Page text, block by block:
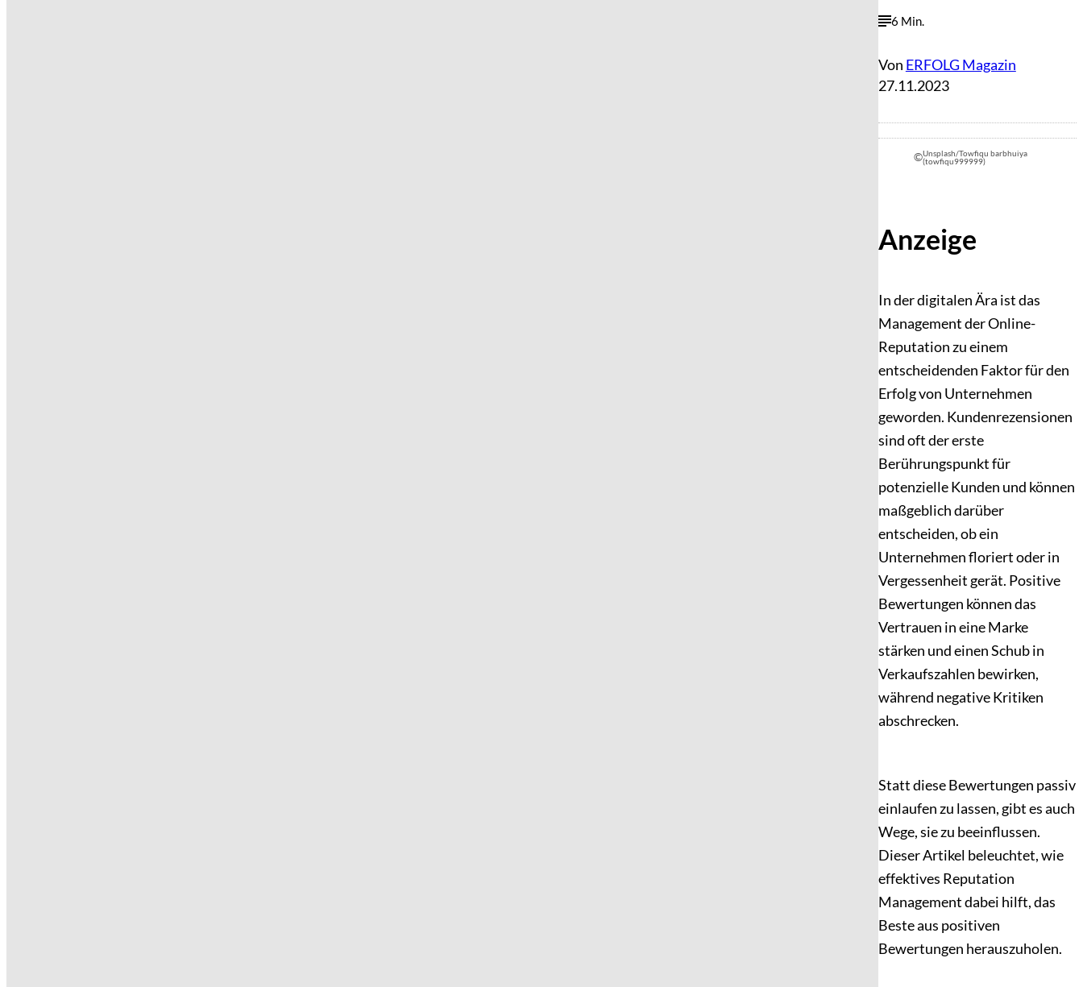
6 Min.
Von ERFOLG Magazin
27.11.2023
©Unsplash/Towfiqu barbhuiya
(towfiqu999999)
Anzeige
In der digitalen Ära ist das
Management der Online-
Reputation zu einem
entscheidenden Faktor für den
Erfolg von Unternehmen
geworden. Kundenrezensionen
sind oft der erste
Berührungspunkt für
potenzielle Kunden und können
maßgeblich darüber
entscheiden, ob ein
Unternehmen floriert oder in
Vergessenheit gerät. Positive
Bewertungen können das
Vertrauen in eine Marke
stärken und einen Schub in
Verkaufszahlen bewirken,
während negative Kritiken
abschrecken.
Statt diese Bewertungen passiv
einlaufen zu lassen, gibt es auch
Wege, sie zu beeinflussen.
Dieser Artikel beleuchtet, wie
effektives Reputation
Management dabei hilft, das
Beste aus positiven
Bewertungen herauszuholen.